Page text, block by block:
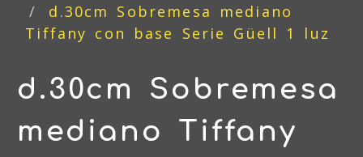
d.30cm Sobremesa mediano
Tiffany con base Serie Güell 1 luz
d.30cm Sobremesa
mediano Tiffany